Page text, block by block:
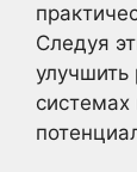
Следуя
улучшить
системах